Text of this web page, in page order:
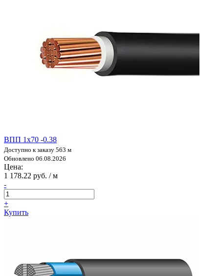
ВПП 1х70 -0.38
Доступно к заказу 563 м
Обновлено 06.08.2026
Цена:
1 178.22 руб. / м
-
+
Купить